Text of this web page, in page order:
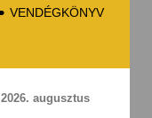
VENDÉGKÖNYV
2026. augusztus